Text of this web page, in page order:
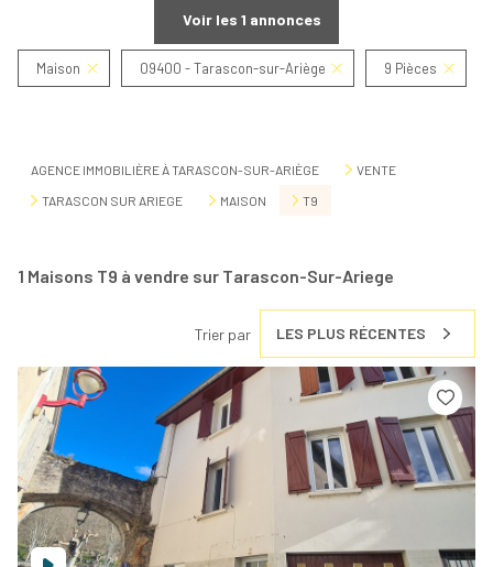
Voir les 1 annonces
Maison 09400 - Tarascon-sur-Ariège 9 Pièces
AGENCE IMMOBILIÈRE À TARASCON-SUR-ARIÈGE
VENTE
TARASCON SUR ARIEGE
MAISON T9
1 Maisons T9 à vendre sur Tarascon-Sur-Ariege
Trier par LES PLUS RÉCENTES